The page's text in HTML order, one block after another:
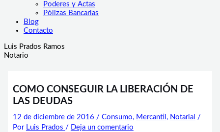
Poderes y Actas
Pólizas Bancarias
Blog
Contacto
Luis Prados Ramos
Notario
COMO CONSEGUIR LA LIBERACIÓN DE
LAS DEUDAS
12 de diciembre de 2016 / Consumo, Mercantil , Notarial /
Por Luis Prados / Deja un comentario